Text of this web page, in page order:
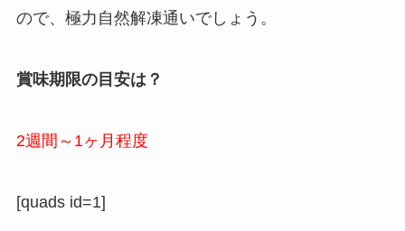
ので、極力自然解凍通いでしょう。
賞味期限の目安は？
2週間～1ヶ月程度
[quads id=1]